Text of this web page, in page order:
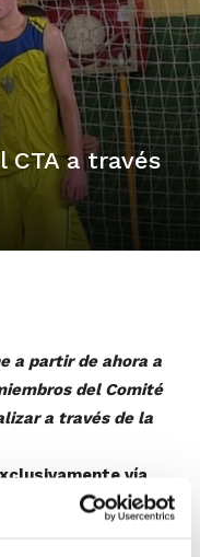
CTA a través
a partir de ahora a
del Comité
a través de la
vía
que desde la